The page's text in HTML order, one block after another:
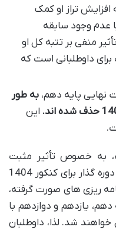
تراز او کمک
عدم وجود سابقه
منفی بر تتبه کل او
داوطلبانی است که
نهایی پایه دهم، به طور
این
به خصوص تأثیر مثبت
یازدهم و حذف دهم، به عنوان یک دوره گذار برای کنکور 1404
ریزی های صورت گرفته،
پایه دهم، یازدهم و دوازدهم با
شد. لذا، داوطلبان